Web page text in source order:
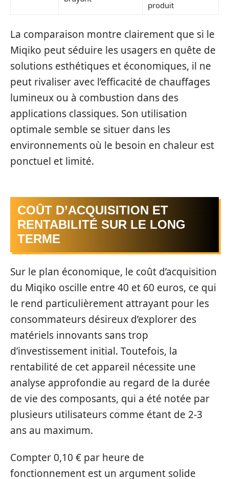
produit
La comparaison montre clairement que si le
Miqiko peut séduire les usagers en quête de
solutions esthétiques et économiques, il ne
peut rivaliser avec l’efficacité de chauffages
lumineux ou à combustion dans des
applications classiques. Son utilisation
optimale semble se situer dans les
environnements où le besoin en chaleur est
ponctuel et limité.
COÛT D’ACQUISITION ET
RENTABILITÉ SUR LE LONG
TERME
Sur le plan économique, le coût d’acquisition
du Miqiko oscille entre 40 et 60 euros, ce qui
le rend particulièrement attrayant pour les
consommateurs désireux d’explorer des
matériels innovants sans trop
d’investissement initial. Toutefois, la
rentabilité de cet appareil nécessite une
analyse approfondie au regard de la durée
de vie des composants, qui a été notée par
plusieurs utilisateurs comme étant de 2-3
ans au maximum.
Compter 0,10 € par heure de
fonctionnement est un argument solide